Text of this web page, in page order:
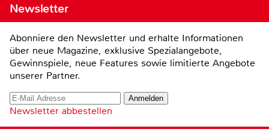
Newsletter
Abonniere den Newsletter und erhalte Informationen
über neue Magazine, exklusive Spezialangebote,
Gewinnspiele, neue Features sowie limitierte Angebote
unserer Partner.
Newsletter abbestellen